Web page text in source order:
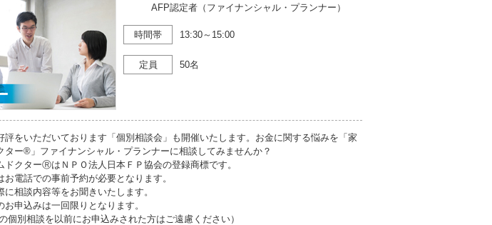
AFP認定者（ファイナンシャル・プランナー）
時間帯 13:30～15:00
定員 50名
評をいただいております「個別相談会」も開催いたします。お金に関する悩みを「家
ター®」ファイナンシャル・プランナーに相談してみませんか？
クターⓇはＮＰＯ法人日本ＦＰ協会の登録商標です。
電話での事前予約が必要となります。
相談内容等をお聞きいたします。
申込みは一回限りとなります。
個別相談を以前にお申込みされた方はご遠慮ください）